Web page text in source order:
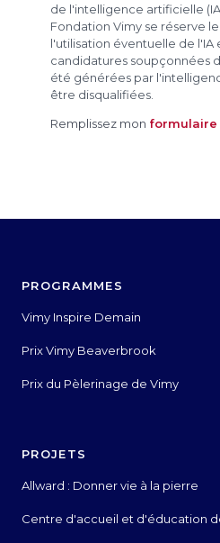
de l'intelligence artificielle
Fondation Vimy se réserve
l'utilisation éventuelle de l'IA
candidatures soupçonnées
été générées par
être disqualifiées.
Remplissez mon formulaire
PROGRAMMES
Vimy Inspire Demain
Prix Vimy Beaverbrook
Prix du Pèlerinage de Vimy
PROJETS
Allward : Donner vie à la pierre
Centre d'accueil et d'éducation